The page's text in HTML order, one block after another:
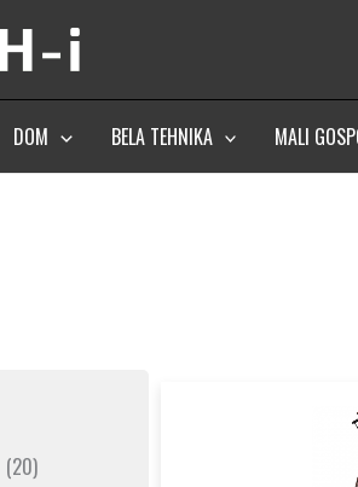
DOM BELA TEHNIKA MALI
(20)